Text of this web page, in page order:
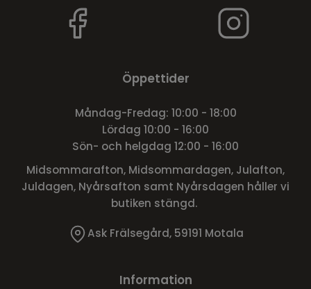
Öppettider
Måndag-Fredag: 10:00 - 18:00
Lördag 10:00 - 16:00
Sön- och helgdag 12:00 - 16:00
Midsommarafton, Midsommardagen, Julafton,
Juldagen, Nyårsafton samt Nyårsdagen håller vi
butiken stängd.
Ask Frälsegård, 59191 Motala
Information